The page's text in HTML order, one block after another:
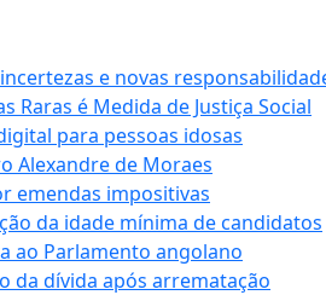
e novas
é Medida de Justiça Social
para pessoas idosas
Alexandre de Moraes
emendas impositivas
da idade mínima de candidatos
ao Parlamento angolano
da dívida após arrematação